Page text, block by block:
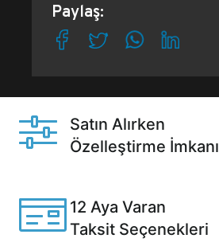
Paylaş:
Satın Alırken
Özelleştirme İmkanı
12 Aya Varan
Taksit Seçenekleri